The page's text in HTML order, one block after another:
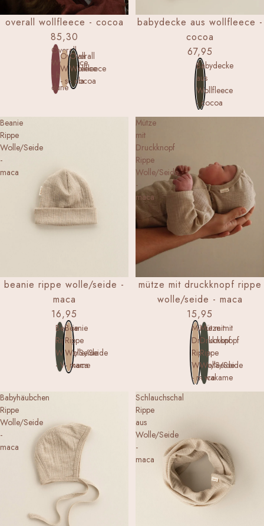
overall wollfleece - cocoa
85,30
Overall
Wollfleece
- henna
dune
Overall
Wollfleece
- semla
Overall
Wollfleece
- cocoa
babydecke aus wollfleece -
cocoa
67,95
Babydecke
aus
Wollfleece
- cocoa
Beanie
Rippe
Wolle/Seide
-
maca
NEW
beanie rippe wolle/seide -
maca
16,95
Beanie
Rippe
Wolle/Seide
- Wakame
Beanie
Rippe
Wolle/Seide
- maca
Mütze
mit
Druckknopf
Rippe
Wolle/Seide
-
maca
NEW
mütze mit druckknopf rippe
wolle/seide - maca
15,95
Mütze mit
Druckknopf
Rippe
Wolle/Seide
- maca
Mütze mit
Druckknopf
Rippe
Wolle/Seide
- wakame
Babyhäubchen
Rippe
Wolle/Seide
-
maca
Schlauchschal
Rippe
aus
Wolle/Seide
-
maca